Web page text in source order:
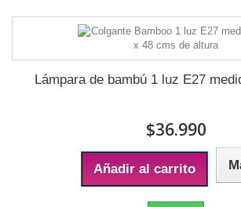
Lámpara de bambú 1 luz E27
$36.990
Añadir al carrito